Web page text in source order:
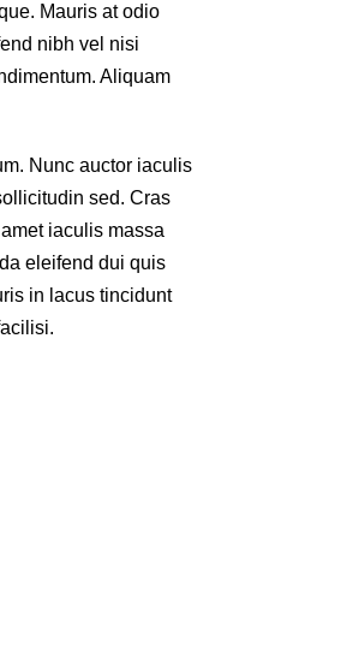
Mauris at odio
nibh vel nisi
Aliquam
Nunc auctor iaculis
sed. Cras
iaculis massa
eleifend dui quis
in lacus tincidunt